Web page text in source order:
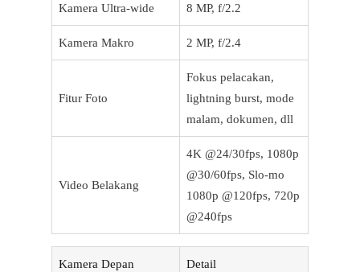
Kamera Ultra-wide 8 MP, f/2.2
Kamera Makro 2 MP, f/2.4
Fitur Foto
Fokus pelacakan,
lightning burst, mode
malam, dokumen, dll
Video Belakang
4K @24/30fps, 1080p
@30/60fps, Slo-mo
1080p @120fps, 720p
@240fps
Kamera Depan Detail